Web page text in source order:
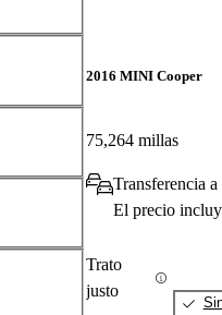
2016 MINI Cooper
75,264 millas
Transferencia
El precio
Trato
justo